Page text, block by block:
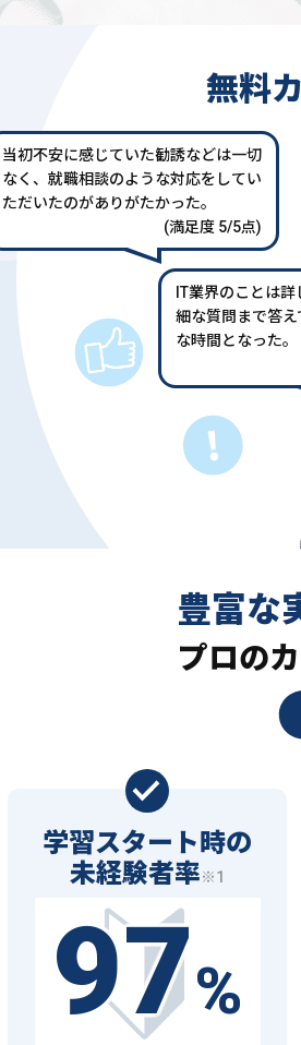
無料
当初不安に感じていた勧誘などは一切
なく、就職相談のような対応をしてい
ただいたのがありがたかった。
(満足度 5/5点)
IT業界のことは
細な質問まで答
な時間となった。
豊富な
プロの
学習スタート時の
未経験者率※1
97%